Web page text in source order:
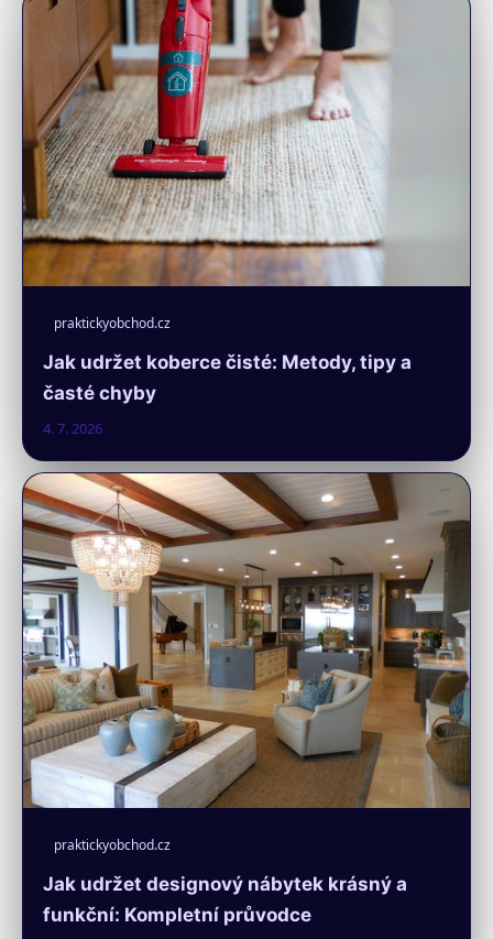
praktickyobchod.cz
Jak udržet koberce čisté: Metody, tipy a
časté chyby
4. 7. 2026
praktickyobchod.cz
Jak udržet designový nábytek krásný a
funkční: Kompletní průvodce